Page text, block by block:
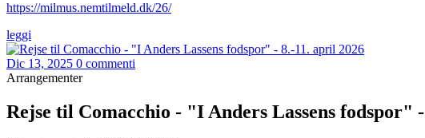
https://milmus.nemtilmeld.dk/26/
leggi
Dic 13, 2025 0 commenti
Arrangementer
Rejse til Comacchio - "I Anders Lassens fodspor"